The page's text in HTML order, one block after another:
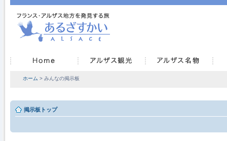
ホーム > みんなの掲示板
掲示板トップ